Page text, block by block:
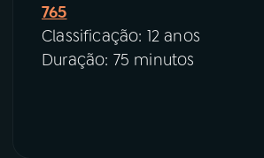
765
Classificação: 12 anos
Duração: 75 minutos